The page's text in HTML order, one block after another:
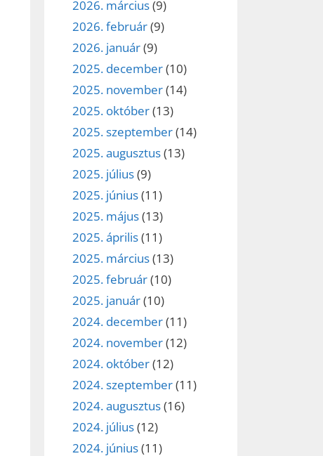
2026. március(9)
2026. február(9)
2026. január(9)
2025. december(10)
2025. november(14)
2025. október(13)
2025. szeptember(14)
2025. augusztus(13)
2025. július(9)
2025. június(11)
2025. május(13)
2025. április(11)
2025. március(13)
2025. február(10)
2025. január(10)
2024. december(11)
2024. november(12)
2024. október(12)
2024. szeptember(11)
2024. augusztus(16)
2024. július(12)
2024. június(11)